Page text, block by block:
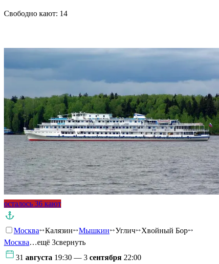
Свободно кают: 14
осталось 36 кают
Москва Калязин Мышкин Углич
Хвойный Бор
Москва…ещё 3свернуть
31 августа 19:30 — 3 сентября 22:00